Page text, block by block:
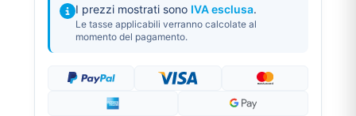
I prezzi mostrati sono IVA esclusa.
Le tasse applicabili verranno calcolate al
momento del pagamento.